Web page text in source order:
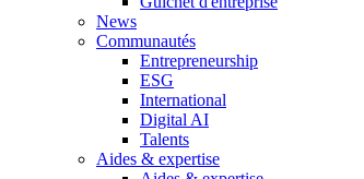
News
Communautés
Entrepreneurship
ESG
International
Digital AI
Talents
Aides & expertise